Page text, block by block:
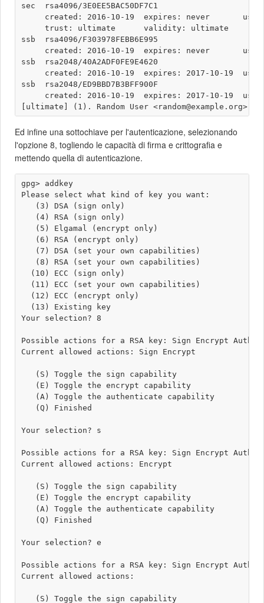
sec  rsa4096/3E0EE5BAC50DF7C1
created: 2016-10-19  expires: never
     trust: ultimate      validity: ultimate
ssb  rsa4096/F303978FEBB6E995
created: 2016-10-19  expires: never
ssb  rsa2048/40A2ADF0FE9E4620
created: 2016-10-19  expires: 2017-10-19
ssb  rsa2048/ED9BBD7B3BFF900F
created: 2016-10-19  expires: 2017-10-19
Ed infine una sottochiave per l'autenticazione, selezionando
l'opzione 8, togliendo le capacità di firma e crittografia e
mettendo quella di autenticazione.
gpg> addkey
Please select what kind of key you want:
   (3) DSA (sign only)
   (4) RSA (sign only)
   (5) Elgamal (encrypt only)
   (6) RSA (encrypt only)
   (7) DSA (set your own capabilities)
   (8) RSA (set your own capabilities)
  (10) ECC (sign only)
  (11) ECC (set your own capabilities)
  (12) ECC (encrypt only)
  (13) Existing key
Your selection? 8
Possible actions for a RSA key: Sign Encrypt
Current allowed actions: Sign Encrypt
   (S) Toggle the sign capability
   (E) Toggle the encrypt capability
   (A) Toggle the authenticate capability
   (Q) Finished
Your selection? s
Possible actions for a RSA key: Sign Encrypt
Current allowed actions: Encrypt
   (S) Toggle the sign capability
   (E) Toggle the encrypt capability
   (A) Toggle the authenticate capability
   (Q) Finished
Your selection? e
Possible actions for a RSA key: Sign Encrypt
Current allowed actions:
   (S) Toggle the sign capability